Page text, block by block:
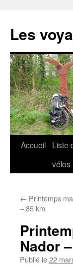
contenu
Les
Accueil
Liste
vélos
← Printemps
– 85 km
Nador
Publié le22